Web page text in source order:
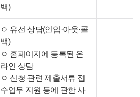
백)
ㅇ 유선 상담(인입·아웃·콜
백)
ㅇ 홈페이지에 등록된 온
라인 상담
ㅇ 신청 관련 제출서류 접
수업무 지원 등에 관한 사